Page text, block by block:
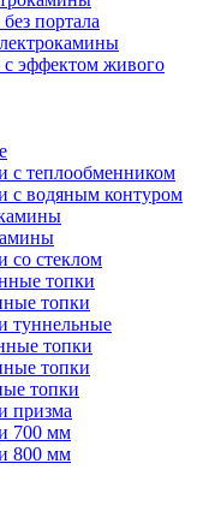
портала
эффектом живого
с теплообменником
с водяным контуром
со стеклом
топки
топки
туннельные
топки
топки
топки
призма
700 мм
800 мм